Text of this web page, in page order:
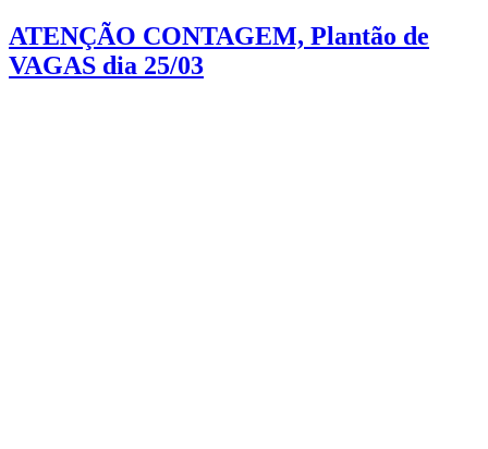
ATENÇÃO CONTAGEM, Plantão de
VAGAS dia 25/03